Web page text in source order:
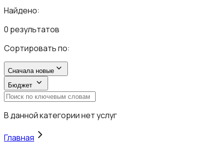
Найдено:
0 результатов
Сортировать по:
Сначала новые
Бюджет
В данной категории нет услуг
Главная